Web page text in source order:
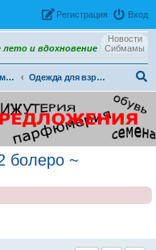
Вход
Рeгиcтpaция
Новости
Сибмамы
и вдохновение
Товары для дома и семьи. (ДО)
Одежда для взрослых (ДО)
ск
болеро ~